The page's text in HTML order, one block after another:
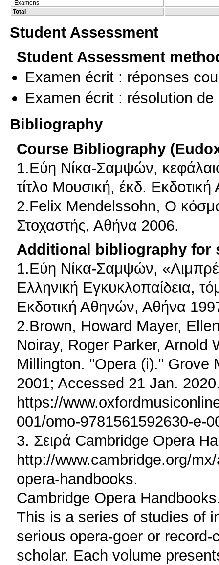
Examens
Total
Student Assessment
Student Assessment
Examen écrit : réponses
Examen écrit : résolution de
Bibliography
Course Bibliography
1.Εύη Νίκα-Σαμψών,
τίτλο Μουσική, έκδ.
2.Felix Mendelssohn, Ο
Στοχαστής, Αθήνα 2006.
Additional bibliography for
1.Εύη Νίκα-Σαμψών,
Ελληνική Εγκυκλοπαίδεια,
Εκδοτική Αθηνών, Αθήνα
2.Brown, Howard Mayer,
Noiray, Roger Parker, Arnold
Millington. "Opera (i)." Grove
2001; Accessed 21 Jan.
https://
001/omo-9781561592630-e-
3. Σειρά Cambridge Opera
http://www.cambridge.org/
opera-handbooks.
Cambridge Opera
This is a series of studies of
serious opera-goer or
scholar. Each volume